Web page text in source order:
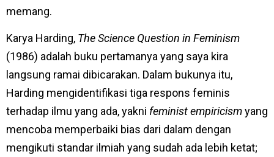
memang.
Karya Harding, The Science Question in Feminism
(1986) adalah buku pertamanya yang saya kira
langsung ramai dibicarakan. Dalam bukunya itu,
Harding mengidentifikasi tiga respons feminis
terhadap ilmu yang ada, yakni feminist empiricismyang
mencoba memperbaiki bias dari dalam dengan
mengikuti standar ilmiah yang sudah ada lebih ketat;